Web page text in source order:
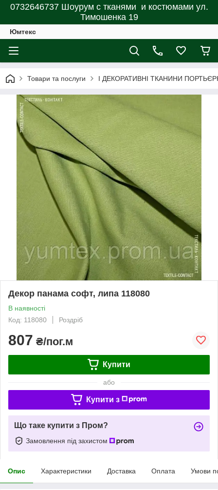
0732646737 Шоурум с тканями и костюмами ул.
Тимошенка 19
Юмтекс
Товари та послуги І ДЕКОРАТИВНІ ТКАНИНИ
Декор панама софт, липа 118080
В наявності
Код: 118080
Роздріб
807 ₴/пог.м
Купити
або
Купити з
Що таке купити з Пром?
Замовлення під захистом
Опис Характеристики Доставка Оплата Умови